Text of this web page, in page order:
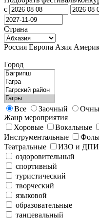
с
Страна
Россия Европа Азия
Город
Все Заочный
Жанр мероприятия
Хоровые
Вокальные
Инструментальные
Театральные
ИЗО и ДПИ
оздоровительный
спортивный
туристический
творческий
языковой
образовательные
танцевальный